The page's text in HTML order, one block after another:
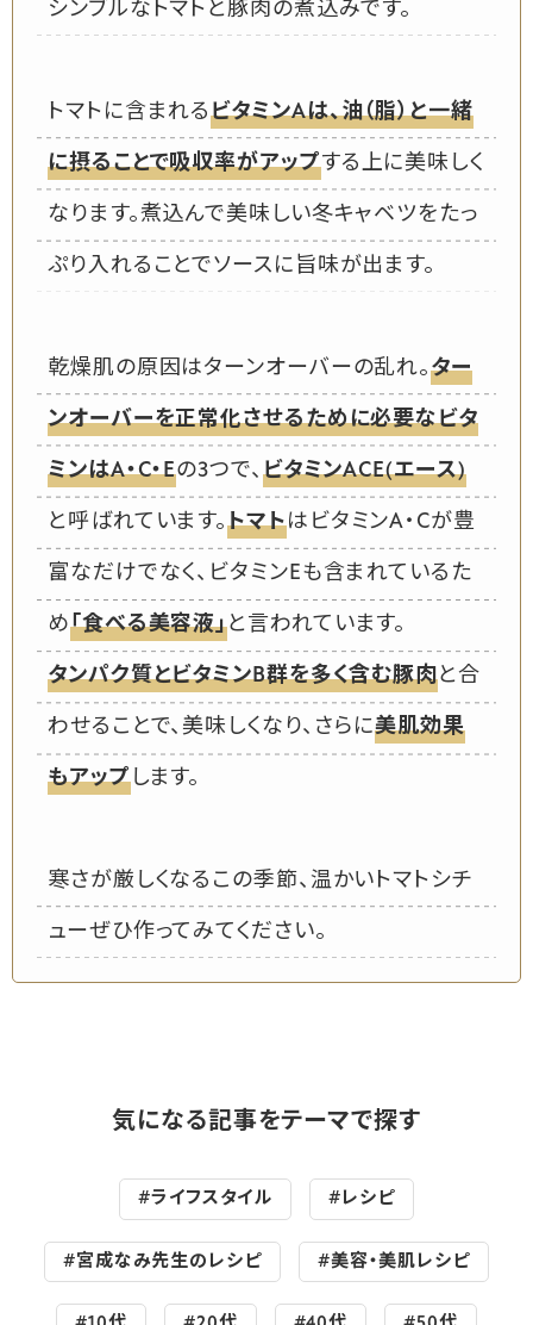
シンブルなトマトと豚肉の煮込みです。
トマトに含まれるビタミンAは、油（脂）と一緒
に摂ることで吸収率がアップする上に美味しく
なります。煮込んで美味しい冬キャベツをたっ
ぷり入れることでソースに旨味が出ます。
乾燥肌の原因はターンオーバーの乱れ。ター
ンオーバーを正常化させるために必要なビタ
ミンはA・C・Eの3つで、 ビタミンACE(エース)
と呼ばれています。トマトはビタミンA・Cが豊
富なだけでなく、ビタミンEも含まれているた
め「食べる美容液」と言われています。
タンパク質とビタミンB群を多く含む豚肉と合
わせることで、美味しくなり、さらに美肌効果
もアップします。
寒さが厳しくなるこの季節、温かいトマトシチ
ューぜひ作ってみてください。
気になる記事をテーマで探す
#ライフスタイル #レシピ
#宮成なみ先生のレシピ #美容・美肌レシピ